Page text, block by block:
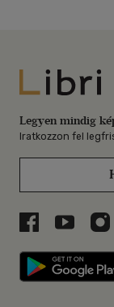
Legyen mindig
Iratkozzon fel
Libri aLibri a